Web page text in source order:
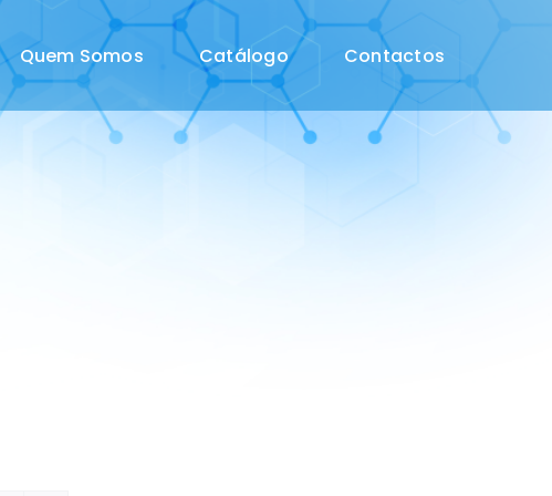
Quem Somos Catálogo Contactos